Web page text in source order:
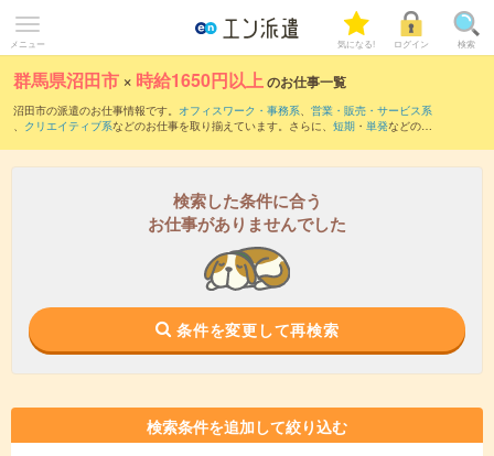
メニュー 気になる! ログイン 検索
群馬県沼田市 × 時給1650円以上のお仕事一覧
沼田市の派遣のお仕事情報です。 オフィスワーク・事務系、 営業・販売・サービス系
、 クリエイティブ系などのお仕事を取り揃えています。さらに、 短期 ・ 単発などの期
検索した条件に合う
お仕事がありませんでした
条件を変更して再検索
検索条件を追加して絞り込む